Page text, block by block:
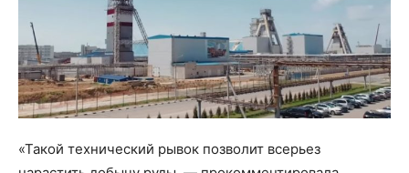
«Такой технический рывок позволит всерьез